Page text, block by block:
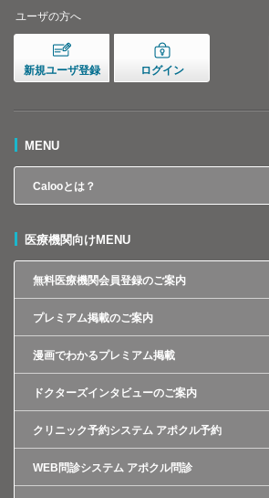
ユーザの方へ
新規ユーザ登録 ログイン
MENU
Calooとは？
医療機関向けMENU
無料医療機関会員登録のご案内
プレミアム掲載のご案内
漫画でわかるプレミアム掲載
ドクターズインタビューのご案内
クリニック予約システム アポクル予約
WEB問診システム アポクル問診